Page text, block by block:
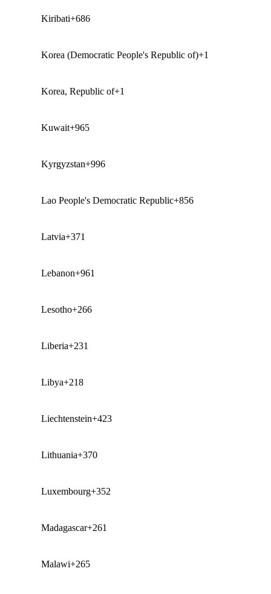
Kiribati+686
Korea (Democratic People's Republic of)+1
Korea, Republic of+1
Kuwait+965
Kyrgyzstan+996
Lao People's Democratic Republic+856
Latvia+371
Lebanon+961
Lesotho+266
Liberia+231
Libya+218
Liechtenstein+423
Lithuania+370
Luxembourg+352
Madagascar+261
Malawi+265